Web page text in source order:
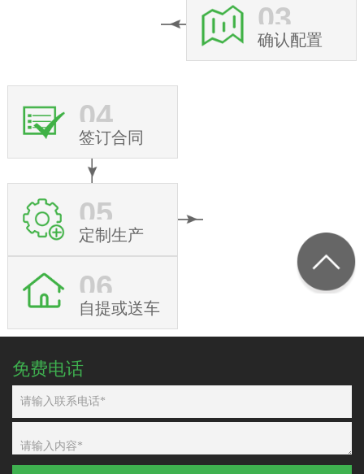
03
确认配置
04
签订合同
05
定制生产
06
自提或送车
免费电话